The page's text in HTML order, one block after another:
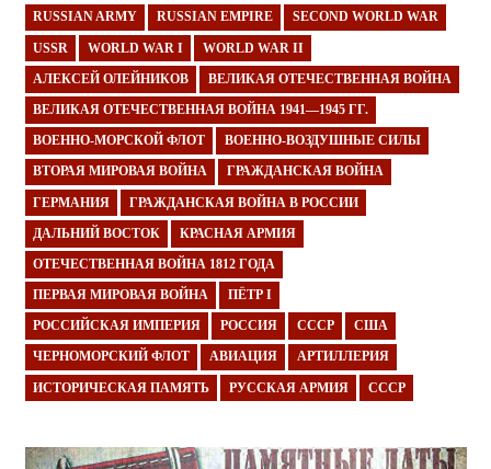
RUSSIAN ARMY RUSSIAN EMPIRE SECOND WORLD WAR
USSR WORLD WAR I WORLD WAR II
АЛЕКСЕЙ ОЛЕЙНИКОВ ВЕЛИКАЯ ОТЕЧЕСТВЕННАЯ ВОЙНА
ВЕЛИКАЯ ОТЕЧЕСТВЕННАЯ ВОЙНА 1941—1945 ГГ.
ВОЕННО-МОРСКОЙ ФЛОТ ВОЕННО-ВОЗДУШНЫЕ СИЛЫ
ВТОРАЯ МИРОВАЯ ВОЙНА ГРАЖДАНСКАЯ ВОЙНА
ГЕРМАНИЯ ГРАЖДАНСКАЯ ВОЙНА В РОССИИ
ДАЛЬНИЙ ВОСТОК КРАСНАЯ АРМИЯ
ОТЕЧЕСТВЕННАЯ ВОЙНА 1812 ГОДА
ПЕРВАЯ МИРОВАЯ ВОЙНА ПЁТР I
РОССИЙСКАЯ ИМПЕРИЯ РОССИЯ СССР США
ЧЕРНОМОРСКИЙ ФЛОТ АВИАЦИЯ АРТИЛЛЕРИЯ
ИСТОРИЧЕСКАЯ ПАМЯТЬ РУССКАЯ АРМИЯ СССР